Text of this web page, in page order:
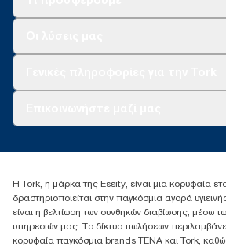
+302102705722
17th klm.National Road Athens-
14564 N.Kifissia, Athens-Greece
Mob: +306932474930 (για Ελλάδα
Η Tork, η μάρκα της Essity, είναι μια κορυφαία
δραστηριοποιείται στην παγκόσμια αγορά
είναι η βελτίωση των συνθηκών διαβίωσης, μέσω
υπηρεσιών μας. Το δίκτυο πωλήσεων
κορυφαία παγκόσμια brands TENA και Tork,